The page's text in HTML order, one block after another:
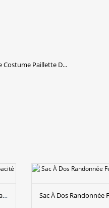
Costume Paillette D...
Sac À Dos Randonnée Femme Sacs À Bandoulière Grande Capacité Toile Tissu Le Nouveau Portable